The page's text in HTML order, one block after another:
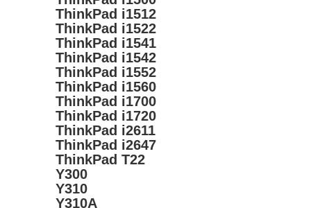
ThinkPad i1512
ThinkPad i1522
ThinkPad i1541
ThinkPad i1542
ThinkPad i1552
ThinkPad i1560
ThinkPad i1700
ThinkPad i1720
ThinkPad i2611
ThinkPad i2647
ThinkPad T22
Y300
Y310
Y310A